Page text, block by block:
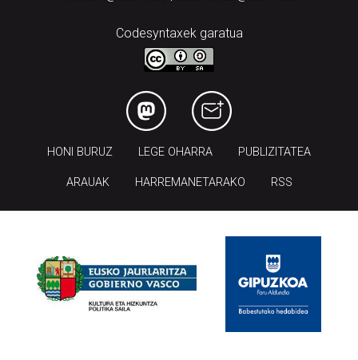
Codesyntaxek garatua
HONI BURUZ LEGE OHARRA PUBLIZITATEA
ARAUAK HARREMANETARAKO RSS